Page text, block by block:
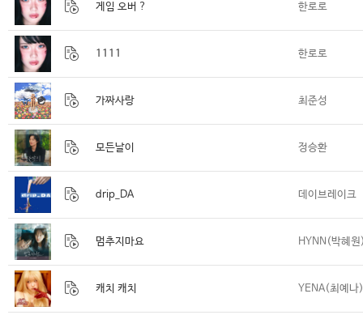
게임 오버 ? 한로로
1111 한로로
가짜사랑 최준성
모든날이 정승환
drip_DA 데이브레이크
멈추지마요 HYNN(박혜
캐치 캐치 YENA(최예나)